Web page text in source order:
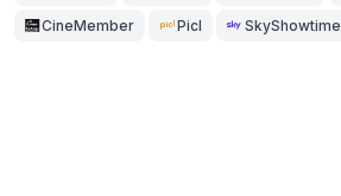
CineMember Picl SkyShowtime